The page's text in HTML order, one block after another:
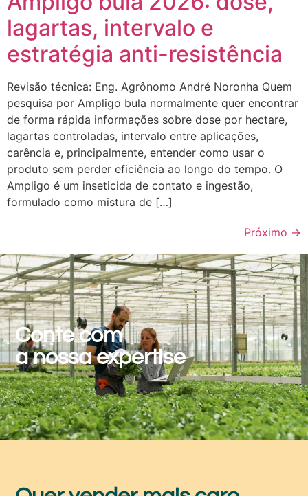
lagartas, intervalo e
estratégia anti-resistência
Revisão técnica: Eng. Agrônomo André Noronha Quem
pesquisa por Ampligo bula normalmente quer encontrar
de forma rápida informações sobre dose por hectare,
lagartas controladas, intervalo entre aplicações,
carência e, principalmente, entender como usar o
produto sem perder eficiência ao longo do tempo. O
Ampligo é um inseticida de contato e ingestão,
formulado como mistura de […]
Próximo →
Conte com
a nossa expertise